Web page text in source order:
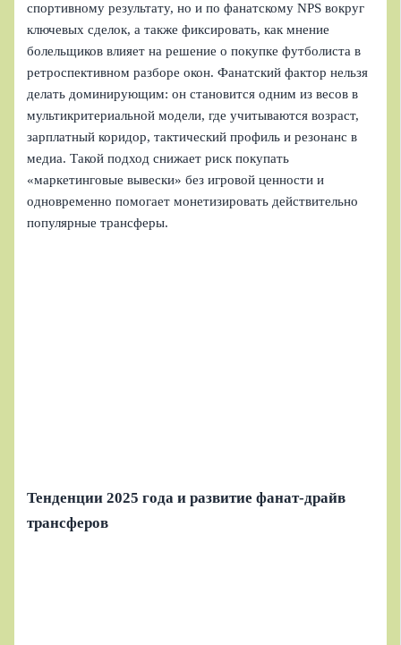
спортивному результату, но и по фанатскому NPS вокруг
ключевых сделок, а также фиксировать, как мнение
болельщиков влияет на решение о покупке футболиста в
ретроспективном разборе окон. Фанатский фактор нельзя
делать доминирующим: он становится одним из весов в
мультикритериальной модели, где учитываются возраст,
зарплатный коридор, тактический профиль и резонанс в
медиа. Такой подход снижает риск покупать
«маркетинговые вывески» без игровой ценности и
одновременно помогает монетизировать действительно
популярные трансферы.
Тенденции 2025 года и развитие фанат‑драйв
трансферов